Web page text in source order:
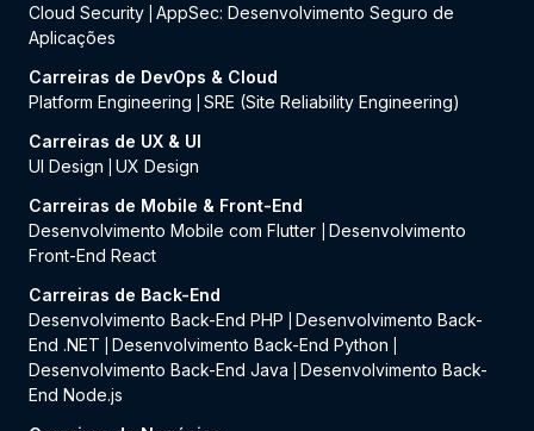
Cloud Security AppSec: Desenvolvimento Seguro de
Aplicações
Carreiras de DevOps & Cloud
Platform Engineering
SRE (Site Reliability Engineering)
Carreiras de UX & UI
UI Design
UX Design
Carreiras de Mobile & Front-End
Desenvolvimento Mobile com Flutter
Desenvolvimento
Front-End React
Carreiras de Back-End
Desenvolvimento Back-End PHP
Desenvolvimento Back-
End .NET
Desenvolvimento Back-End Python
Desenvolvimento Back-End Java
Desenvolvimento Back-
End Node.js